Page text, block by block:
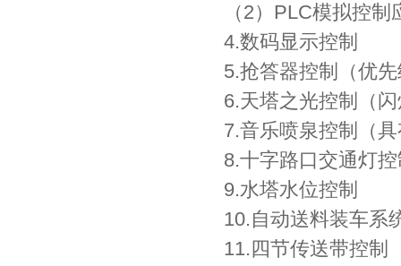
（2）PLC模拟控制
4.数码显示控制
5.抢答器控制（优
6.天塔之光控制（
7.音乐喷泉控制（
8.十字路口交通灯
9.水塔水位控制
10.自动送料装车系
11.四节传送带控制